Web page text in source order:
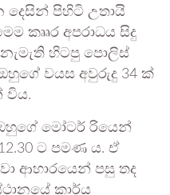
දෙසින් පිහිටි උතායි
කෲර අපරාධය සිදු
නැමැති හිටපු පොලිස්
වයස අවුරුදු 34 ක්
විය.
ඔහුගේ මෝටර් රියෙන්
ට පමණ ය. ඒ
ආහාරයෙන් පසු තද
කාර්ය